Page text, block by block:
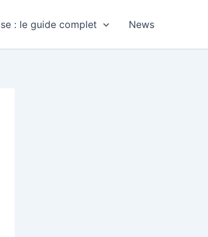
: le guide complet News